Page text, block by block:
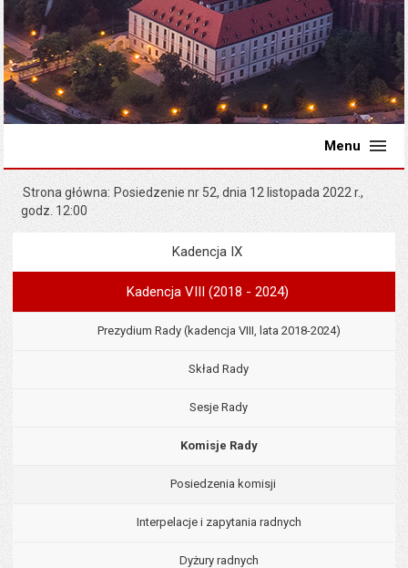
Menu
Strona główna Posiedzenie nr 52, dnia 12 listopada 2022 r.,
godz. 12:00
Menu
Kadencja IX
Kadencja VIII (2018 - 2024)
Prezydium Rady (kadencja VIII, lata 2018-2024)
Skład Rady
Sesje Rady
Komisje Rady
Posiedzenia komisji
Interpelacje i zapytania radnych
Dyżury radnych